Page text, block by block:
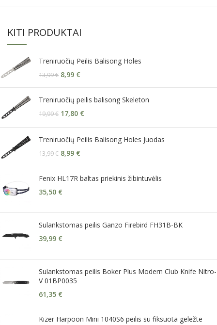
KITI PRODUKTAI
Treniruočių Peilis Balisong Holes
13,99€ 8,99 €
Treniruočių peilis balisong Skeleton
19,99€ 17,80 €
Treniruočių Peilis Balisong Holes Juodas
13,99€ 8,99 €
Fenix HL17R baltas priekinis žibintuvėlis
35,50 €
Sulankstomas peilis Ganzo Firebird FH31B-BK
39,99 €
Sulankstomas peilis Boker Plus Modern Club Knife Nitro-
V 01BP0035
61,35 €
Kizer Harpoon Mini 1040S6 peilis su fiksuota geležte